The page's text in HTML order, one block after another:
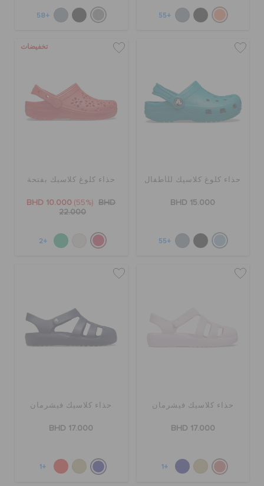
الطلبيات المرتجعة
+55
+58
حذاء كلوغ كلاسيك للأطفال
BHD 15.000
+55
تخفيضات
حذاء كلوغ كلاسيك بفتحة
BHD 10.000 (55%)
BHD
22.000
+2
حذاء كلاسيك فيشرمان
BHD 17.000
+1
حذاء كلاسيك فيشرمان
BHD 17.000
+1